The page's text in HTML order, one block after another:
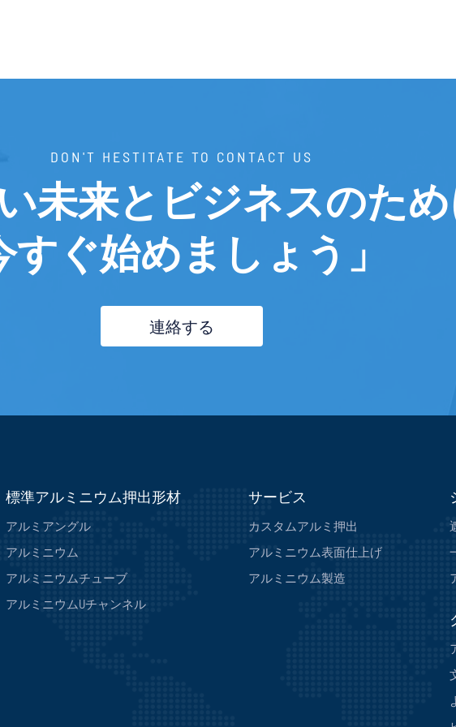
DON'T HESTITATE TO CONTACT US
未来とビジネスのた
すぐ始めましょう」
連絡する
標準アルミニウム押出形材
アルミアングル
アルミニウム
アルミニウムチューブ
アルミニウムUチャンネル
サービス
カスタムアルミ押出
アルミニウム表面仕上げ
アルミニウム製造